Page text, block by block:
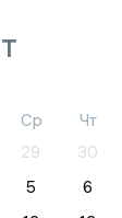
Ср Чт
29 30
5 6